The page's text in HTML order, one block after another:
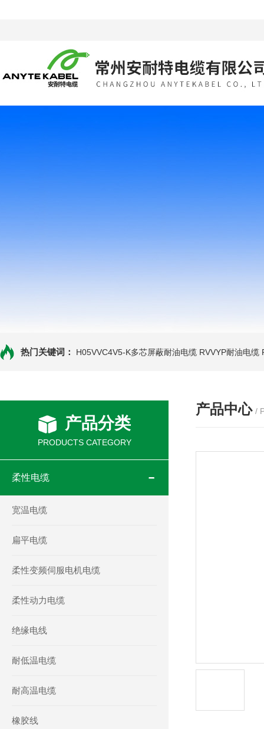
热门关键词： H05VVC4V5-K多芯屏蔽耐油电缆 RVVYP耐油电缆
产品分类
PRODUCTS CATEGORY
柔性电缆
宽温电缆
扁平电缆
柔性变频伺服电机电缆
柔性动力电缆
绝缘电线
耐低温电缆
耐高温电缆
橡胶线
产品中心 /